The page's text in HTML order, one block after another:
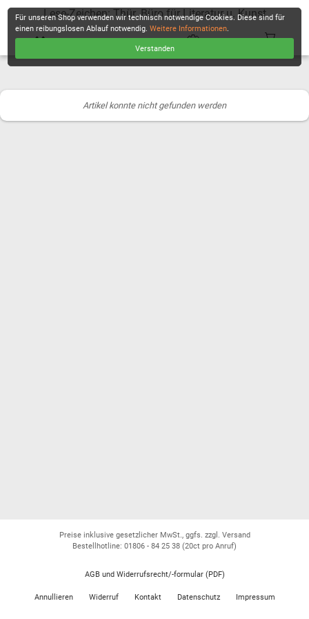
Lese-Zeichen: Thür. Büro für Literatur u. Kunst
Artikel konnte nicht gefunden werden
Für unseren Shop verwenden wir technisch notwendige Cookies. Diese sind für
einen reibungslosen Ablauf notwendig.Weitere Informationen.
Verstanden
Preise inklusive gesetzlicher MwSt., ggfs. zzgl. Versand
Bestellhotline: 01806 - 84 25 38 (20ct pro Anruf)
AGB und Widerrufsrecht/-formular (PDF)
Annullieren Widerruf Kontakt Datenschutz Impressum